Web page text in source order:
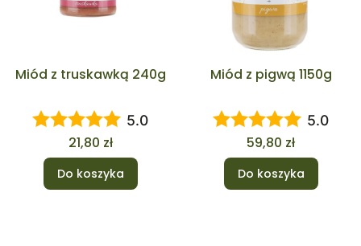
Miód z truskawką 240g
5.0
Cena
21,80 zł
Do koszyka
Miód z pigwą 1150g
5.0
Cena
59,80 zł
Do koszyka